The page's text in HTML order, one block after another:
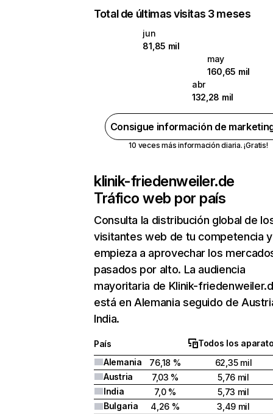
Total de últimas visitas 3 meses
jun
81,85 mil
may
160,65 mil
abr
132,28 mil
Consigue información de
10 veces más información diaria. ¡Gratis!
klinik-friedenweiler.de
Tráfico web por país
Consulta la distribución global de
visitantes web de tu competencia y
empieza a aprovechar los
pasados por alto. La audiencia
mayoritaria de Klinik-
está en Alemania seguido de
India.
País
Todos los
Alemania
76,18 %
62,35 mil
Austria
7,03 %
5,76 mil
India
7,0 %
5,73 mil
Bulgaria
4,26 %
3,49 mil